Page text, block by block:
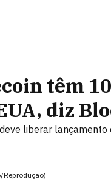
têm
diz
liberar lançamento
Reprodução)